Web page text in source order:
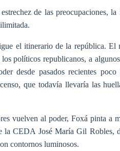
de las preocupaciones,
el itinerario de la república. El
políticos republicanos, a
desde pasados recientes
que todavía llevaría las
vuelven al poder, Foxá pinta a
la CEDA José María Gil Robles,
contornos luminosos.